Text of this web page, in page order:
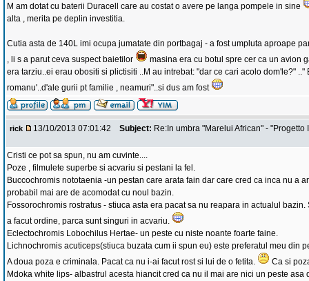
M am dotat cu baterii Duracell care au costat o avere pe langa pompele in sine
alta , merita pe deplin investitia.
Cutia asta de 140L imi ocupa jumatate din portbagaj - a fost umpluta aproape
, li s a parut ceva suspect baietilor
masina era cu botul spre cer ca un avion
era tarziu..ei erau obositi si plictisiti ..M au intrebat: "dar ce cari acolo dom'le?" .."
romanu'..d'ale gurii pt familie , neamuri"..si dus am fost
rick 13/10/2013 07:01:42 Subject: Re:In umbra "Marelui African" -
Cristi ce pot sa spun, nu am cuvinte....
Poze , filmulete superbe si acvariu si pestani la fel.
Buccochromis nototaenia -un pestan care arata fain dar care cred ca inca nu a
probabil mai are de acomodat cu noul bazin.
Fossorochromis rostratus - stiuca asta era pacat sa nu reapara in actualul bazin.
a facut ordine, parca sunt singuri in acvariu.
Eclectochromis Lobochilus Hertae- un peste cu niste noante foarte faine.
Lichnochromis acuticeps(stiuca buzata cum ii spun eu) este preferatul meu din
A doua poza e criminala. Pacat ca nu i-ai facut rost si lui de o fetita.
Ca si
Mdoka white lips- albastrul acesta hiancit cred ca nu il mai are nici un peste asa